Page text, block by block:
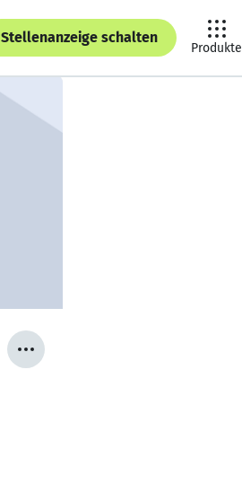
Stellenanzeige schalten
Produkte